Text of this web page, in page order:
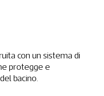
con un sistema di
protegge e
bacino.